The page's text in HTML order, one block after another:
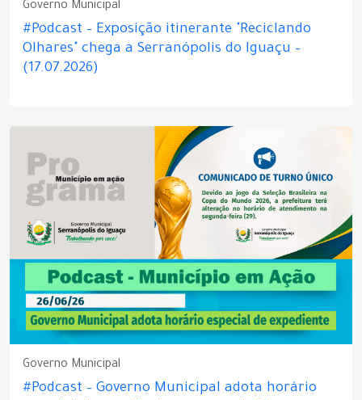
Governo Municipal
#Podcast – Exposição itinerante "Reciclando
Olhares" chega a Serranópolis do Iguaçu –
(17.07.2026)
Governo Municipal
#Podcast – Governo Municipal adota horário